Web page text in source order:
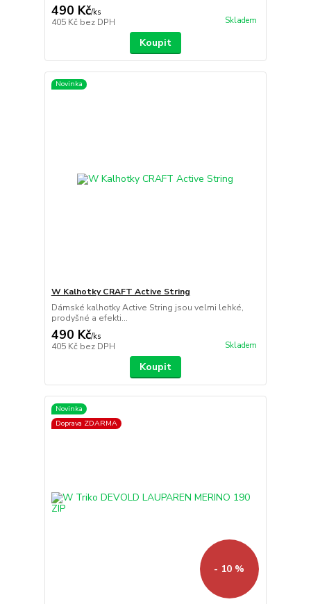
490 Kč/ks
405 Kč bez DPH Skladem
Koupit
Novinka
W Kalhotky CRAFT Active String
Dámské kalhotky Active String jsou velmi lehké,
prodyšné a efekti...
490 Kč/ks
405 Kč bez DPH Skladem
Koupit
Novinka
Doprava ZDARMA
- 10 %